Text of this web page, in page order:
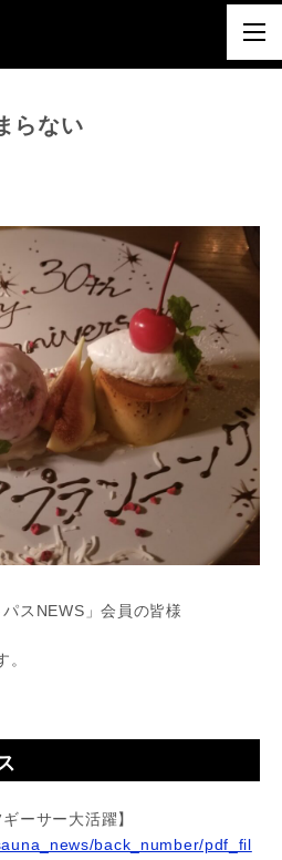
らない
スNEWS」会員の皆様
ーサー大活躍】
back_number/pdf_fil